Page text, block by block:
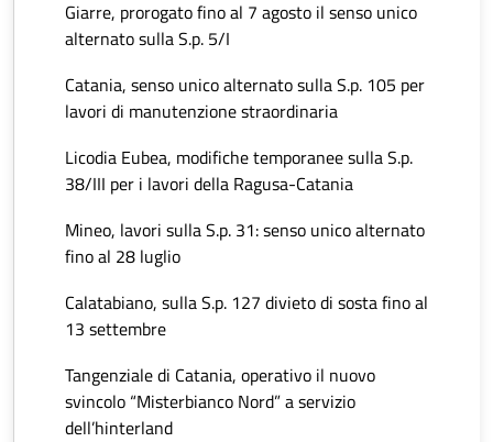
Giarre, prorogato fino al 7 agosto il senso unico
alternato sulla S.p. 5/I
Catania, senso unico alternato sulla S.p. 105 per
lavori di manutenzione straordinaria
Licodia Eubea, modifiche temporanee sulla S.p.
38/III per i lavori della Ragusa-Catania
Mineo, lavori sulla S.p. 31: senso unico alternato
fino al 28 luglio
Calatabiano, sulla S.p. 127 divieto di sosta fino al
13 settembre
Tangenziale di Catania, operativo il nuovo
svincolo “Misterbianco Nord” a servizio
dell’hinterland